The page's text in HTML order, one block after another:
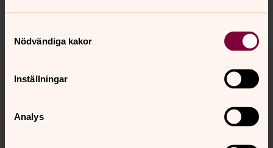
Nödvändiga kakor
Inställningar
Analys
Dela
Kontakt